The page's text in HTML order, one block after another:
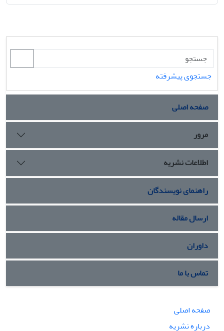
جستجوی پیشرفته
صفحه اصلی
مرور
اطلاعات نشریه
راهنمای نویسندگان
ارسال مقاله
داوران
تماس با ما
صفحه اصلی
درباره نشریه